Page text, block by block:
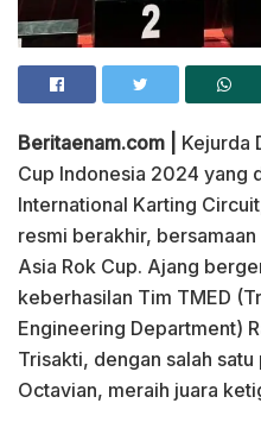
Beritaenam.com |
Kejurda
Cup Indonesia 2024 yang
International Karting
resmi berakhir,
Asia Rok Cup. Ajang
keberhasilan Tim TMED
Engineering Department)
Trisakti, dengan salah
Octavian, meraih juara